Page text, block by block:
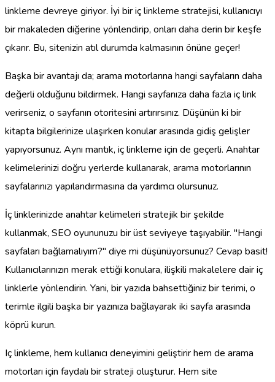
linkleme devreye giriyor. İyi bir iç linkleme stratejisi, kullanıcıyı
bir makaleden diğerine yönlendirip, onları daha derin bir keşfe
çıkarır. Bu, sitenizin atıl durumda kalmasının önüne geçer!
Başka bir avantajı da; arama motorlarına hangi sayfaların daha
değerli olduğunu bildirmek. Hangi sayfanıza daha fazla iç link
verirseniz, o sayfanın otoritesini artırırsınız. Düşünün ki bir
kitapta bilgilerinize ulaşırken konular arasında gidiş gelişler
yapıyorsunuz. Aynı mantık, iç linkleme için de geçerli. Anahtar
kelimelerinizi doğru yerlerde kullanarak, arama motorlarının
sayfalarınızı yapılandırmasına da yardımcı olursunuz.
İç linklerinizde anahtar kelimeleri stratejik bir şekilde
kullanmak, SEO oyununuzu bir üst seviyeye taşıyabilir. "Hangi
sayfaları bağlamalıyım?" diye mi düşünüyorsunuz? Cevap basit!
Kullanıcılarınızın merak ettiği konulara, ilişkili makalelere dair iç
linklerle yönlendirin. Yani, bir yazıda bahsettiğiniz bir terimi, o
terimle ilgili başka bir yazınıza bağlayarak iki sayfa arasında
köprü kurun.
Iç linkleme, hem kullanıcı deneyimini geliştirir hem de arama
motorları için faydalı bir strateji oluşturur. Hem site